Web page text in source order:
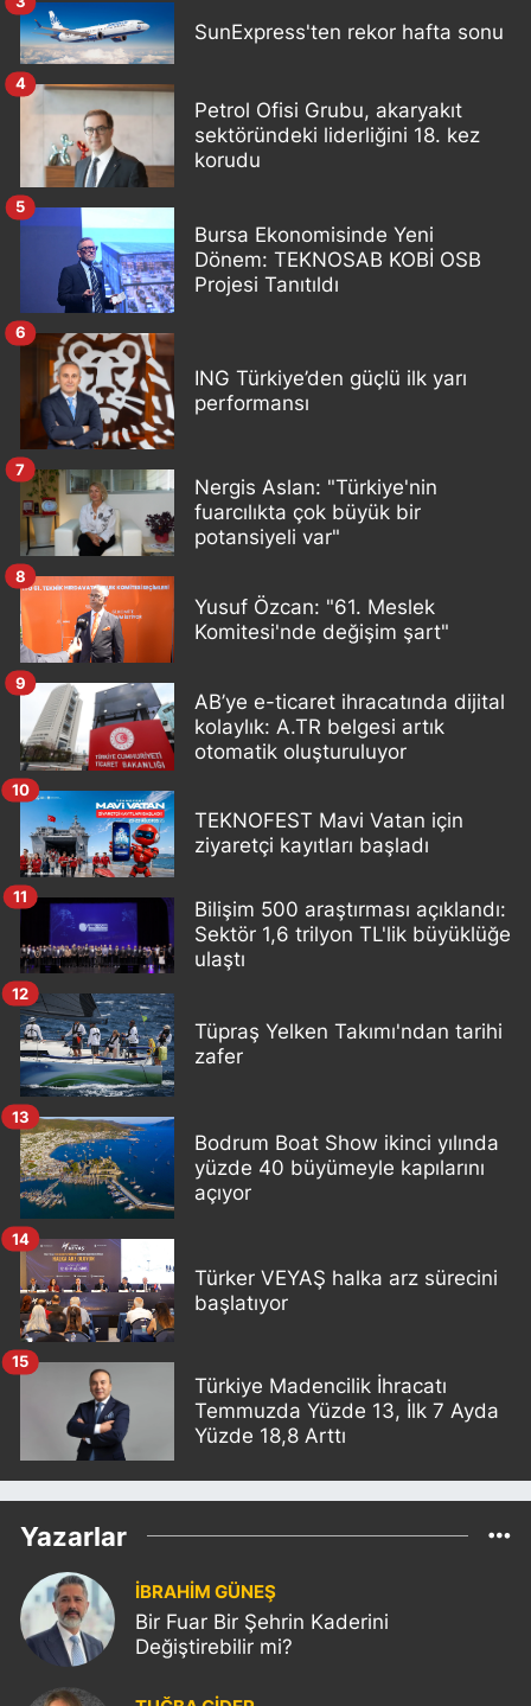
SunExpress'ten rekor hafta sonu
Petrol Ofisi Grubu, akaryakıt
sektöründeki liderliğini 18. kez
korudu
4
Bursa Ekonomisinde Yeni
Dönem: TEKNOSAB KOBİ OSB
Projesi Tanıtıldı
5
ING Türkiye’den güçlü ilk yarı
performansı
6
Nergis Aslan: "Türkiye'nin
fuarcılıkta çok büyük bir
potansiyeli var"
7
Yusuf Özcan: "61. Meslek
Komitesi'nde değişim şart"
8
AB’ye e-ticaret ihracatında dijital
kolaylık: A.TR belgesi artık
otomatik oluşturuluyor
9
TEKNOFEST Mavi Vatan için
ziyaretçi kayıtları başladı
10
Bilişim 500 araştırması açıklandı:
Sektör 1,6 trilyon TL'lik büyüklüğe
ulaştı
11
Tüpraş Yelken Takımı'ndan tarihi
zafer
12
Bodrum Boat Show ikinci yılında
yüzde 40 büyümeyle kapılarını
açıyor
13
Türker VEYAŞ halka arz sürecini
başlatıyor
14
Türkiye Madencilik İhracatı
Temmuzda Yüzde 13, İlk 7 Ayda
Yüzde 18,8 Arttı
15
Yazarlar
İBRAHİM GÜNEŞ
Bir Fuar Bir Şehrin Kaderini
Değiştirebilir mi?